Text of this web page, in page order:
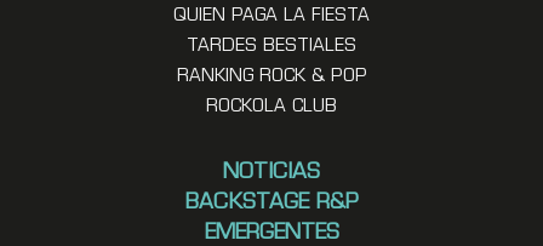
QUIEN PAGA LA FIESTA
TARDES BESTIALES
RANKING ROCK & POP
ROCKOLA CLUB
NOTICIAS
BACKSTAGE R&P
EMERGENTES